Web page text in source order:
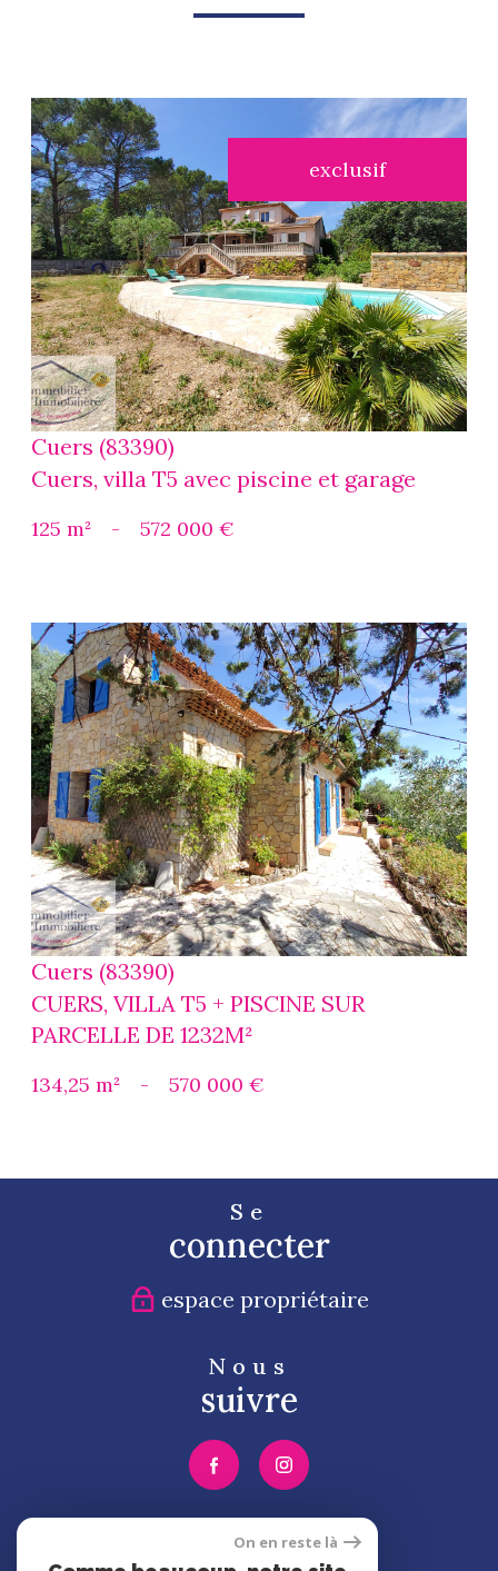
exclusif
voir le
bien
Cuers (83390)
Cuers, villa T5 avec piscine et garage
125 m² - 572 000 €
voir le
bien
Cuers (83390)
CUERS, VILLA T5 + PISCINE SUR
PARCELLE DE 1232M²
134,25 m² - 570 000 €
Se
connecter
espace propriétaire
Nous
suivre
Nous
On en reste là